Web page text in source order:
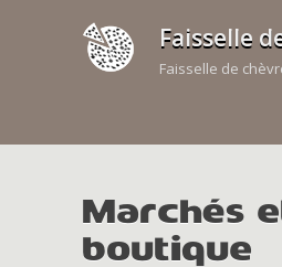
Faisselle
Faisselle de
Marchés
boutique